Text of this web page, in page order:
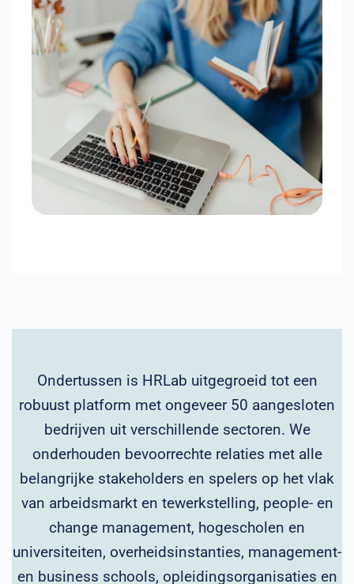
Ondertussen is HRLab uitgegroeid tot een
robuust platform met ongeveer 50 aangesloten
bedrijven uit verschillende sectoren. We
onderhouden bevoorrechte relaties met alle
belangrijke stakeholders en spelers op het vlak
van arbeidsmarkt en tewerkstelling, people- en
change management, hogescholen en
universiteiten, overheidsinstanties, management-
en business schools, opleidingsorganisaties en